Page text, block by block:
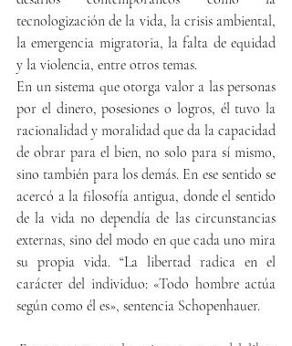
tecnologización de la vida, la crisis ambiental,
la emergencia migratoria, la falta de equidad
y la violencia, entre otros temas.
En un sistema que otorga valor a las personas
por el dinero, posesiones o logros, él tuvo la
racionalidad y moralidad que da la capacidad
de obrar para el bien, no solo para sí mismo,
sino también para los demás. En ese sentido se
acercó a la filosofía antigua, donde el sentido
de la vida no dependía de las circunstancias
externas, sino del modo en que cada uno mira
su propia vida. “La libertad radica en el
carácter del individuo: «Todo hombre actúa
según como él es», sentencia Schopenhauer.